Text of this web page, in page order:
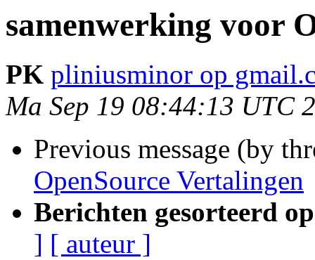
samenwerking voor
PK pliniusminor op
Ma Sep 19 08:44:13 UTC
Previous message (by
OpenSource Vertalingen
Berichten gesorteerd
] [ auteur ]